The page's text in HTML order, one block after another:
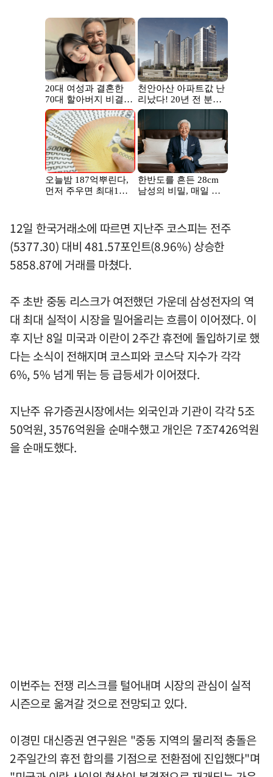
12일 한국거래소에 따르면 지난주 코스피는 전주
(5377.30) 대비 481.57포인트(8.96%) 상승한
5858.87에 거래를 마쳤다.
주 초반 중동 리스크가 여전했던 가운데 삼성전자의 역
대 최대 실적이 시장을 밀어올리는 흐름이 이어졌다. 이
후 지난 8일 미국과 이란이 2주간 휴전에 돌입하기로 했
다는 소식이 전해지며 코스피와 코스닥 지수가 각각
6%, 5% 넘게 뛰는 등 급등세가 이어졌다.
지난주 유가증권시장에서는 외국인과 기관이 각각 5조
50억원, 3576억원을 순매수했고 개인은 7조7426억원
을 순매도했다.
이번주는 전쟁 리스크를 털어내며 시장의 관심이 실적
시즌으로 옮겨갈 것으로 전망되고 있다.
이경민 대신증권 연구원은 "중동 지역의 물리적 충돌은
2주일간의 휴전 합의를 기점으로 전환점에 진입했다"며